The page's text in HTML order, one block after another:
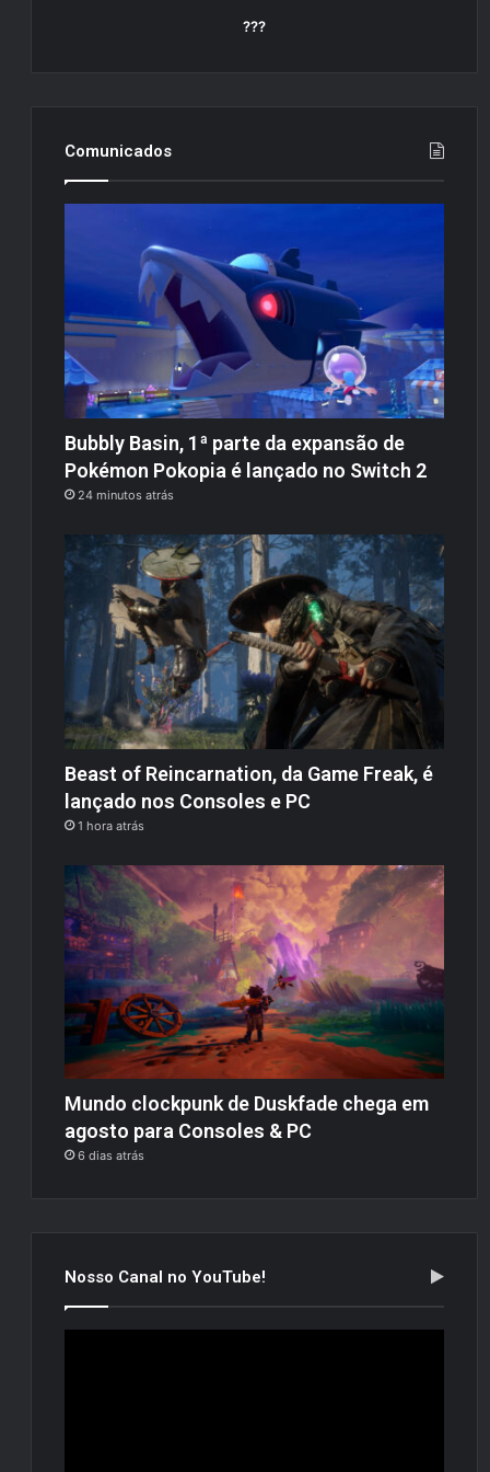
???
Comunicados
Bubbly Basin, 1ª parte da expansão de
Pokémon Pokopia é lançado no Switch 2
24 minutos atrás
Beast of Reincarnation, da Game Freak, é
lançado nos Consoles e PC
1 hora atrás
Mundo clockpunk de Duskfade chega em
agosto para Consoles & PC
6 dias atrás
Nosso Canal no YouTube!